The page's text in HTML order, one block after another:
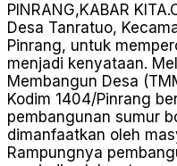
PINRANG,KABAR
Desa Tanratuo,
Pinrang, untuk
menjadi kenyataan.
Membangun Desa
Kodim 1404/Pinrang
pembangunan sumur
dimanfaatkan oleh
Rampungnya